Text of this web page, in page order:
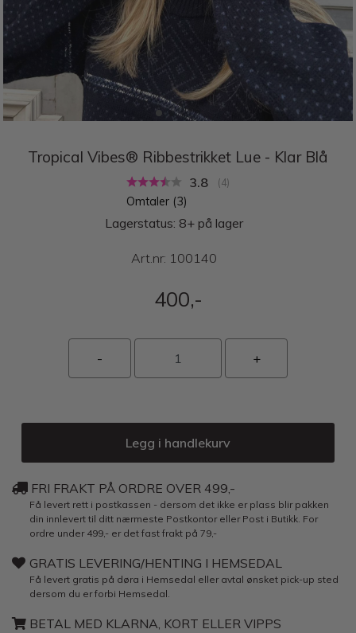
Tropical Vibes® Ribbestrikket Lue - Klar Blå
Gjennomsnittskarakter:
3.8 (stemmer:
4)
Omtaler (3)
Lagerstatus: 8+ på lager
Art.nr: 100140
400,-
Legg i handlekurv
FRI FRAKT PÅ ORDRE OVER 499,-
Få levert rett i postkassen - dersom det ikke er plass blir pakken
din innlevert til ditt nærmeste Postkontor eller Post i Butikk. For
ordre under 499,- er det fast frakt på 79,-
GRATIS LEVERING/HENTING I HEMSEDAL
Få levert gratis på døra i Hemsedal eller avtal ønsket pick-up sted
dersom du er forbi Hemsedal.
BETAL MED KLARNA, KORT ELLER VIPPS